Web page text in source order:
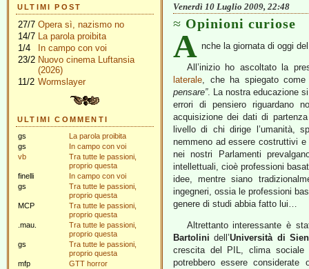
ULTIMI POST
27/7 Opera sì, nazismo no
14/7 La parola proibita
1/4
In campo con voi
23/2 Nuovo cinema Luftansia
(2026)
11/2 Wormslayer
ULTIMI COMMENTI
gs
La parola proibita
gs
In campo con voi
vb
Tra tutte le passioni,
proprio questa
finelli
In campo con voi
gs
Tra tutte le passioni,
proprio questa
MCP
Tra tutte le passioni,
proprio questa
.mau.
Tra tutte le passioni,
proprio questa
gs
Tra tutte le passioni,
proprio questa
mfp
GTT horror
Venerdì 10 Luglio 2009, 22:48
Opinioni curiose
A nche la giornata di oggi
All’inizio ho ascoltato la
laterale, che ha spiegato
pensare”. La nostra educazione
errori di pensiero riguardano
acquisizione dei dati di
livello di chi dirige l’umanità,
nemmeno ad essere costruttivi
nei nostri Parlamenti
intellettuali, cioè professioni
idee, mentre siano
ingegneri, ossia le professioni
genere di studi abbia fatto lui…
Altrettanto interessante è
Bartolini dell’Università di
crescita del PIL, clima sociale
potrebbero essere